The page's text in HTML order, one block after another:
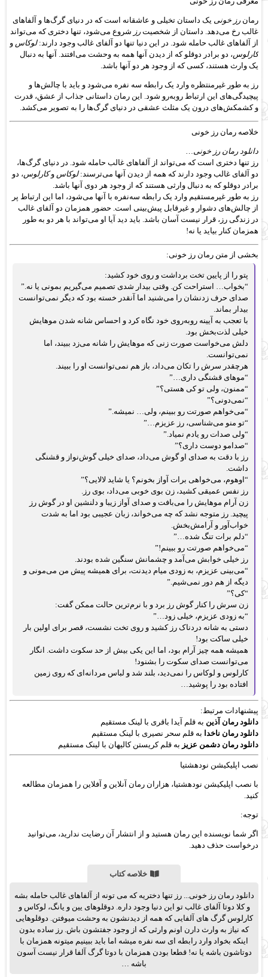
رمان رز خونی یک داستان تخیلی و عاشقانه است که در دنیای گرگ‌ها و آلفاهای
غالب رخ می‌دهد. داستان از شخصیت رز شروع می‌شود، تنها دختری که می‌تواند
از آلفاهای غالب حامله شود. در این دنیا تنها دو آلفای غالب وجود دارند:لوکاس و
کارلوس، دو برادر دوقلو که از دیدن آنها همه به وحشت می‌افتند. آنها به دنبال
یک وارث هستند، کسی که از وجود هر دو آنها باشد.
رز به طور غیرمنتظره وارد یک رابطه سه نفره می‌شود و باید با چالش‌ها و
پیچیدگی‌های این ارتباط روبه‌رو شود. این رمان داستانی جذاب از عشق، قدرت
و کشمکش‌های درون یک مثلث عشقی در دنیای گرگ‌ها را به تصویر می‌کشد.
خلاصه رمان رز خونی
دانلود رمان رز خونی…
رز تنها دختری است که می‌تواند از آلفاهای غالب حامله شود. در دنیای گرگ‌ها،
دو آلفای غالب وجود دارند که همه از دیدن آنها می‌ترسند:لوکاس وکارلوس، دو
برادر دوقلو که به دنبال وارثی هستند که از وجود هر دوی آنها باشد.
رز به طور غیرمستقیم وارد یک رابطه سه‌نفره با آنها می‌شود، اما این ارتباط پر
از چالش‌های دشوار و غیرقابل پیش‌بینی است. حضور همزمان دو آلفای غالب
در زندگی رز، قرار نیست آسان باشد. باید دید آیا او می‌تواند با هر دو به طور
همزمان کنار بیاید یا نه!
بخشی از متن رمان رز خونی:
پتو را از پایین تخت برداشت و روی خود کشید:
“بخواب… استراحت کن. وقتی بیدار شدی تصمیم می‌گیریم بمونی یا نه.”
صدای حرف زدنشان را می‌شنید اما آنقدر خسته بود که دیگر نمی‌توانست
بیدار بماند.
با تعجب به آیینه روبه‌روی خود نگاه کرد و احساس شانه شدن موهایش
خیلی لذت‌بخش بود.
دلش می‌خواست صورت زنی که موهایش را شانه می‌زد ببیند، اما
نمی‌توانست.
هرچقدر سرش را تکان می‌داد، باز هم نمی‌توانست او را ببیند.
“موهای قشنگی داری…”
“ممنون، ولی تو کی هستی؟”
“نمی‌دونی؟”
“می‌خواهم صورتت رو ببینم، ولی… نمیشه.”
“تو منو می‌شناسی، رز عزیزم…”
“ولی صدات رو یادم نمیاد.”
“صدامو دوست داری؟”
رز با دقت به صدای او گوش می‌داد، صدای خیلی گوش‌نواز و قشنگی
داشت.
“اوهوم، می‌خواهی برات آواز بخونم؟ یا شاید لالایی؟”
رز نفس عمیقی کشید، زن بوی خوبی می‌داد، بوی رز.
زن آرام موهایش را می‌بافت و صدای آواز زیبا و دلنشین او در گوش رز
پیچید. رز متوجه نشد که چه می‌خواند، زبان عجیبی بود اما به شدت
خواب‌آور و آرامش‌بخش.
“دلم برات تنگ شده…”
“می‌خواهم صورتت رو ببینم!”
رز خیلی خوابش می‌آمد و چشمانش سنگین شده بودند.
“می‌بینی عزیزم، به زودی میام دیدنت، برای همیشه پیش من می‌مونی و
دیگه از هم دور نمی‌شیم.”
“کی؟”
زن سرش را کنار گوش رز برد و با نرم‌ترین حالت ممکن گفت:
“به زودی عزیزم، خیلی زود…”
دستی به شانه دردناک رز کشید و روی تخت نشست، قصر برای اولین بار
خیلی ساکت بود!
همیشه همه چیز آرام بود، اما این یکی بیش از حد سکوت داشت. انگار
می‌توانست صدای سکوت را بشنود!
کارلوس و لوکاس را نمی‌دید، بلند شد و لباس مردانه‌ای که روی زمین
افتاده بود را پوشید…
پیشنهادات مرتبط:
دانلود رمان آذین به قلم آیدا باقری با لینک مستقیم
دانلود رمان ناخدا به قلم سحر نصیری با لینک مستقیم
دانلود رمان دشمن عزیز به قلم کریستن کالیهان با لینک مستقیم
نصب اپلیکیشن نودهشتیا
با نصب اپلیکیشن نودهشتیا، هزاران رمان آنلاین و آفلاین را همزمان مطالعه
کنید.
توجه:
اگر شما نویسنده این رمان هستید و از انتشار آن رضایت ندارید، می‌توانید
درخواست حذف دهید.
خلاصه کتاب
دانلود رمان رز خونی... رز تنها دختریه که می تونه از آلفاهای غالب حامله بشه
و کلا دوتا آلفای غالب تو این دنیا وجود داره. دوقلوهای یین و یانگ، لوکاس و
کارلوس گرگ های آلفایی که همه از دیدنشون به وحشت میوفتن. دوقلوهایی
که نیاز به وارث دارن اونم وارثی که از وجود جفتشون باش. رز ساده بدون
اینکه بخواد وارد رابطه ای سه نفره میشه اما باید ببینیم میتونه همزمان با
دوتاشون باشه یا نه! قطعا بودن همزمان با دوتا گرگ آلفا قرار نیست آسون
باشه …